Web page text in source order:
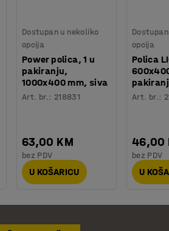
Dostupan u nekoliko
opcija
Power polica, 1 u
pakiranju,
1000x400 mm, siva
Art. br.: 218831
63,00 KM
bez PDV
U KOŠARICU
opcija
Polica
Art. br.:
46,00
bez PDV
U